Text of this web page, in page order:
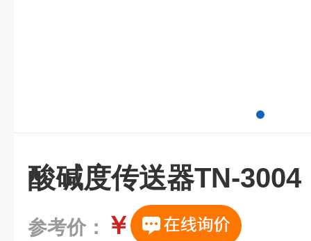
酸碱度传送器TN-3004
参考价： ￥